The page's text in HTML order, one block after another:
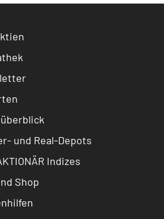
und Real-Depots
Indizes
Shop